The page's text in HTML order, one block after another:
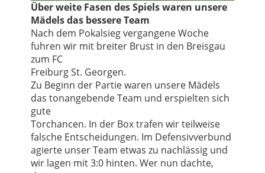
Über weite Fasen des Spiels waren unsere
Mädels das bessere Team
Nach dem Pokalsieg vergangene Woche
fuhren wir mit breiter Brust in den Breisgau
zum FC
Freiburg St. Georgen.
Zu Beginn der Partie waren unsere Mädels
das tonangebende Team und erspielten sich
gute
Torchancen. In der Box trafen wir teilweise
falsche Entscheidungen. Im Defensivverbund
agierte unser Team etwas zu nachlässig und
wir lagen mit 3:0 hinten. Wer nun dachte,